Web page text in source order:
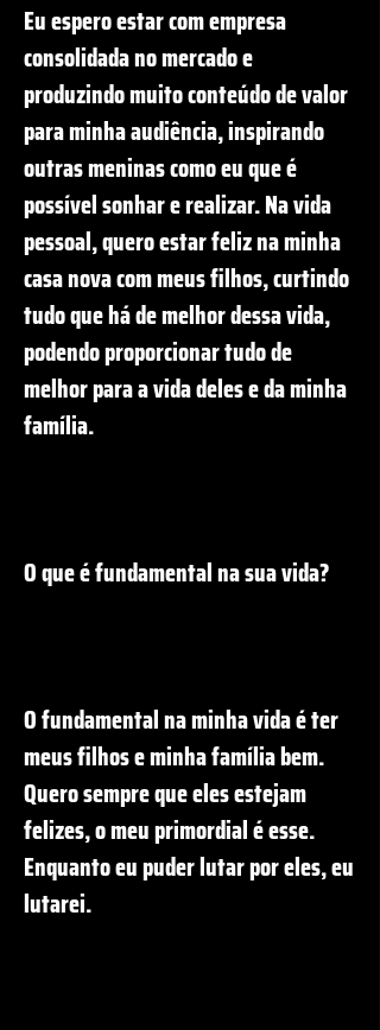
Eu espero estar com empresa
consolidada no mercado e
produzindo muito conteúdo de valor
para minha audiência, inspirando
outras meninas como eu que é
possível sonhar e realizar. Na vida
pessoal, quero estar feliz na minha
casa nova com meus filhos, curtindo
tudo que há de melhor dessa vida,
podendo proporcionar tudo de
melhor para a vida deles e da minha
família.
O que é fundamental na sua vida?
O fundamental na minha vida é ter
meus filhos e minha família bem.
Quero sempre que eles estejam
felizes, o meu primordial é esse.
Enquanto eu puder lutar por eles, eu
lutarei.